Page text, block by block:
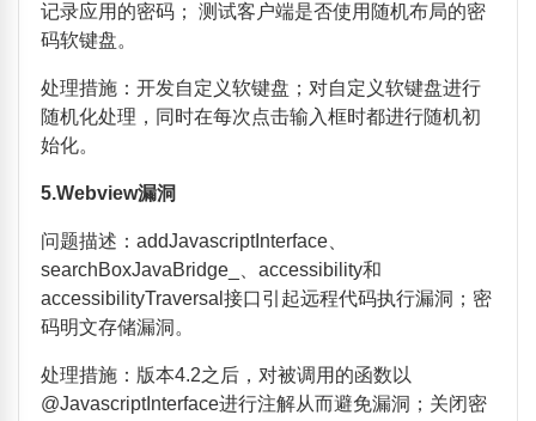
记录应用的密码；
测试客户端是否使用随机布局的密
码软键盘。
处理措施：开发自定义软键盘；对自定义软键盘进行
随机化处理，同时在每次点击输入框时都进行随机初
始化。
5.Webview漏洞
问题描述： addJavascriptInterface、
searchBoxJavaBridge_
accessibility和
accessibilityTraversal 接口引起远程代码执行漏洞；密
码明文存储漏洞。
处理措施：版本4.2之后，对被调用的函数以
@JavascriptInterface进行注解从而避免漏洞；关闭密